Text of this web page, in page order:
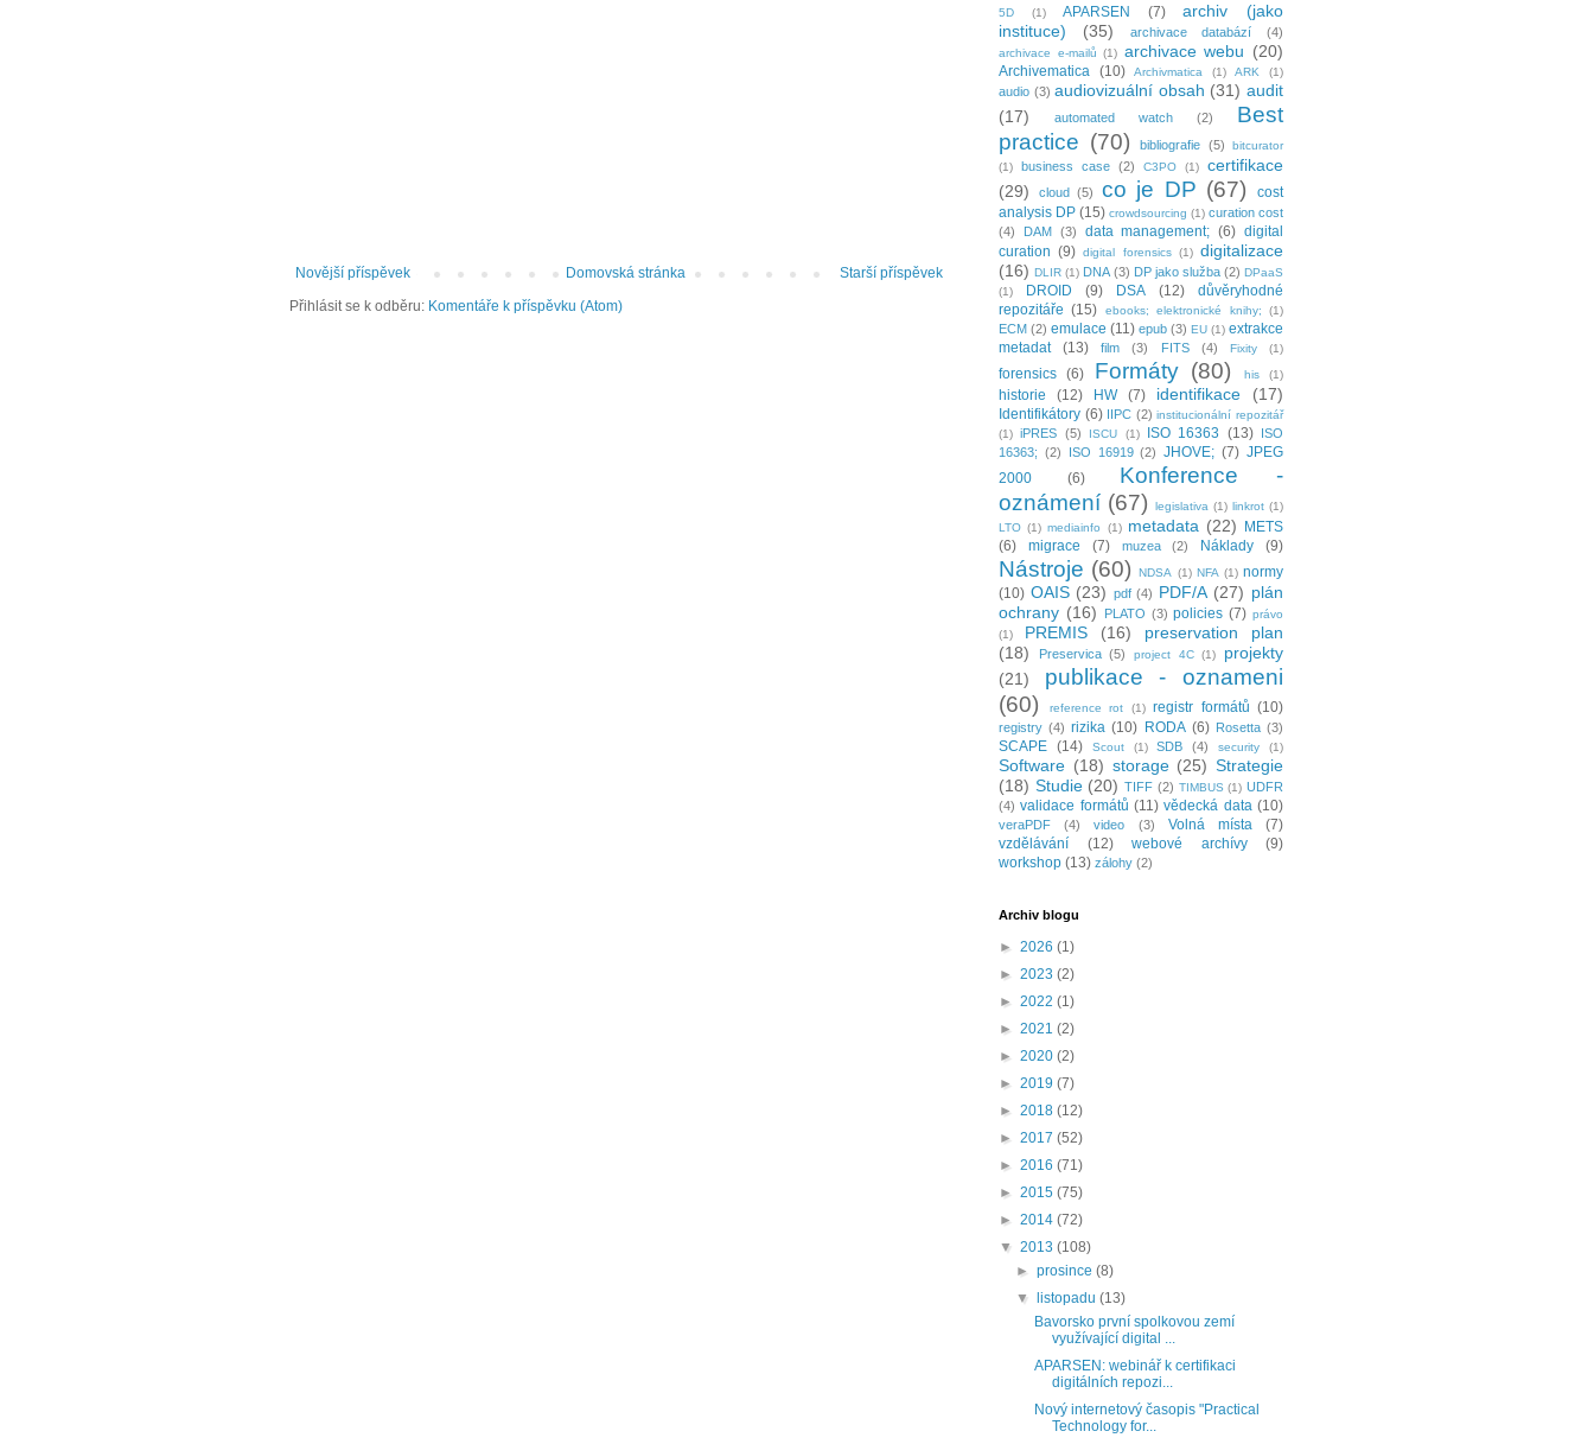
Novější příspěvek Starší příspěvek
Domovská stránka
Přihlásit se k odběru: Komentáře k příspěvku (Atom)
5D (1) APARSEN (7)
archiv (jako
instituce)
(35) archivace databází (4)
archivace e-mailů (1) archivace webu (20)
Archivematica (10) Archivmatica (1) ARK (1)
audio (3) audiovizuální obsah (31) audit
(17)
automated watch (2)
Best
practice (70) bibliografie (5)
bitcurator
(1)
business case (2) C3PO (1)
certifikace
(29)
cloud (5) co je DP (67)
cost
analysis DP (15) crowdsourcing (1) curation cost
(4)
DAM (3) data management; (6) digital
curation (9) digital forensics (1) digitalizace
(16) DLIR (1) DNA (3) DP jako služba (2) DPaaS
(1)
DROID (9) DSA (12)
důvěryhodné
repozitáře (15) ebooks; elektronické knihy; (1)
ECM (2) emulace (11) epub (3) EU (1) extrakce
metadat
(13) film (3) FITS (4) Fixity (1)
forensics (6) Formáty (80) his (1)
historie (12) HW (7) identifikace (17)
Identifikátory (6) IIPC (2) institucionální repozitář
(1) iPRES (5) ISCU (1) ISO 16363 (13)
ISO
16363; (2) ISO 16919 (2) JHOVE; (7) JPEG
2000
(6)
Konference -
oznámení (67) legislativa (1) linkrot (1)
LTO (1) mediainfo (1) metadata (22)
METS
(6)
migrace (7) muzea (2) Náklady (9)
Nástroje (60) NDSA (1) NFA (1) normy
(10) OAIS (23) pdf (4) PDF/A (27) plán
ochrany (16) PLATO (3) policies (7) právo
(1)
PREMIS (16)
preservation plan
(18)
Preservica (5) project 4C (1)
projekty
(21)
publikace - oznameni
(60)
reference rot (1) registr formátů (10)
registry (4) rizika (10) RODA (6) Rosetta (3)
SCAPE (14) Scout (1) SDB (4) security (1)
Software (18) storage (25) Strategie
(18) Studie (20) TIFF (2) TIMBUS (1) UDFR
(4) validace formátů (11) vědecká data (10)
veraPDF (4) video (3) Volná místa
(7)
vzdělávání
(12) webové archívy
(9)
workshop (13) zálohy (2)
Archiv blogu
► 2026 (1)
► 2023 (2)
► 2022 (1)
► 2021 (2)
► 2020 (2)
► 2019 (7)
► 2018 (12)
► 2017 (52)
► 2016 (71)
► 2015 (75)
► 2014 (72)
▼ 2013 (108)
►prosince(8)
▼
listopadu(13)
Bavorsko první spolkovou zemí
využívající digital ...
APARSEN: webinář k certifikaci
digitálních repozi...
Nový internetový časopis "Practical
Technology for...